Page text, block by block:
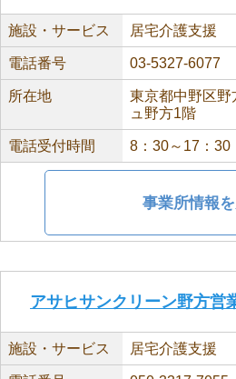
施設・サービス 居宅介護支援
電話番号 03-5327-6077
所在地
東京都中野区
ュ野方1階
電話受付時間 8：30～17：30
事業所情報
アサヒサンクリーン野方営
施設・サービス 居宅介護支援